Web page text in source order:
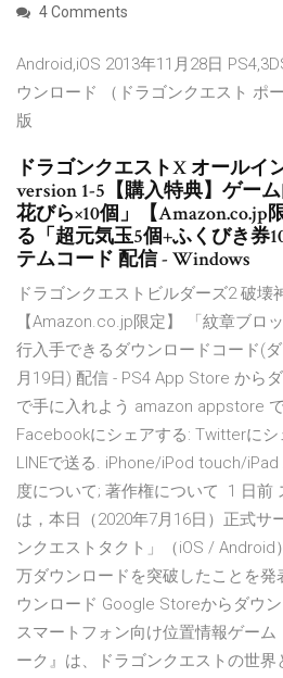
4 Comments
Android,iOS 2013年11月28日
ウンロード （ドラゴンクエスト ポ
版
ドラゴンクエストX オールイ
version 1-5【購入特典】ゲー
花びら×10個」【Amazon.co.jp
る「超元気玉5個+ふくびき券
テムコード 配信 - Windows
ドラゴンクエストビルダーズ2 破壊
【Amazon.co.jp限定】 「紋章ブロ
行入手できるダウンロードコード(
月19日) 配信 - PS4 App Store から
で手に入れよう amazon appstore
Facebookにシェアする: Twitterにシ
LINEで送る. iPhone/iPod touch/
度について; 著作権について 1 日前
は，本日（2020年7月16日）正式サ
ンクエストタクト」（iOS /
万ダウンロードを突破したことを
ウンロード Google Storeからダウ
スマートフォン向け位置情報ゲーム
ーク』は、ドラゴンクエストの世界